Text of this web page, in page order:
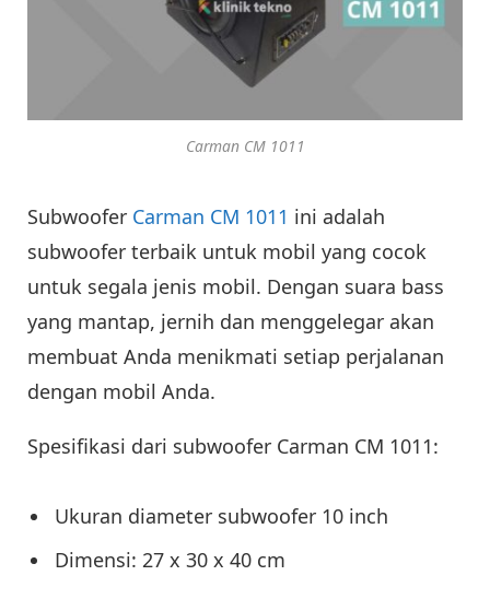
Carman CM 1011
Subwoofer Carman CM 1011 ini adalah
subwoofer terbaik untuk mobil yang cocok
untuk segala jenis mobil. Dengan suara bass
yang mantap, jernih dan menggelegar akan
membuat Anda menikmati setiap perjalanan
dengan mobil Anda.
Spesifikasi dari subwoofer Carman CM 1011:
Ukuran diameter subwoofer 10 inch
Dimensi: 27 x 30 x 40 cm